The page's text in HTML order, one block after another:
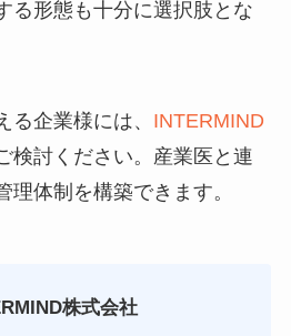
る形態も十分に選択肢とな
る企業様には、 INTERMIND
検討ください。産業医と連
体制を構築できます。
株式会社